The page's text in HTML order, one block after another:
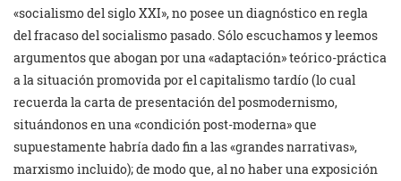
«socialismo del siglo XXI», no posee un diagnóstico en regla
del fracaso del socialismo pasado. Sólo escuchamos y leemos
argumentos que abogan por una «adaptación» teórico-práctica
a la situación promovida por el capitalismo tardío (lo cual
recuerda la carta de presentación del posmodernismo,
situándonos en una «condición post-moderna» que
supuestamente habría dado fin a las «grandes narrativas»,
marxismo incluido); de modo que, al no haber una exposición